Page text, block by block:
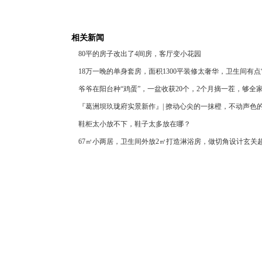
相关新闻
80平的房子改出了4间房，客厅变小花园
18万一晚的单身套房，面积1300平装修太奢华，卫生间有点
爷爷在阳台种“鸡蛋”，一盆收获20个，2个月摘一茬，够全
『葛洲坝玖珑府实景新作』| 撩动心尖的一抹橙，不动声色
鞋柜太小放不下，鞋子太多放在哪？
67㎡小两居，卫生间外放2㎡打造淋浴房，做切角设计玄关